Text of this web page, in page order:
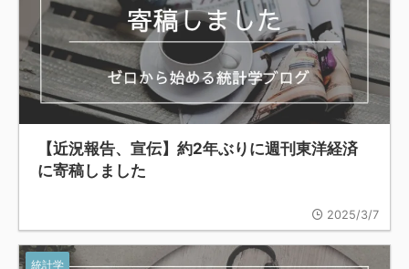
【近況報告、宣伝】約2年ぶりに週刊東洋経済
に寄稿しました
2025/3/7
統計学